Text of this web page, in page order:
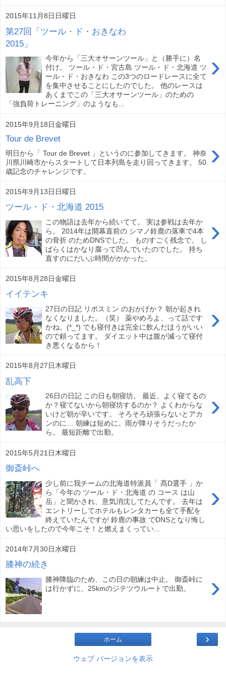
2015年11月8日日曜日
第27回「ツール・ド・おきなわ
2015」
›
今年から「三大オサーンツール」と（勝手に）名
付け。 ツール・ド・宮古島 ツール・ド・北海道 ツ
ール・ド・おきなわ この3つのロードレースに全て
を集中させることにしたのでした。 他のレースは
あくまでこの「三大オサーンツール」のための
「強負荷トレーニング」のようなも...
2015年9月18日金曜日
Tour de Brevet ›
明日から「 Tour de Brevet 」というのに参加してきます。 神奈
川県川崎市からスタートして日本列島を走り回ってきます。 50
歳記念のチャレンジです。
2015年9月13日日曜日
ツール・ド・北海道 2015
›
この物語は去年から続いてて。 実は参戦は去年か
ら。 2014年は開幕直前の シマノ鈴鹿の落車で4本
の骨折 のためDNSでした。 ものすごく残念で。 し
ばらくはかなり腐って凹んでいたのでした。 持ち
直すのにだいぶ時間がかかった。
2015年8月28日金曜日
イイテンキ
›
27日の日記 リポスミン のおかげか？ 朝が起きれ
なくなりました。（笑） 薬やめろよ、って話です
かね。(*_*) でも寝付きは完全に飲んだほうがいい
ので頼ってます。 ダイエット中は腹が減って寝付
き悪くなるから！
2015年8月27日木曜日
乱高下
›
26日の日記 この日も朝寝坊。 最近、よく寝てるの
か？寝てないから朝寝坊するのか？ よくわからな
いけど朝が辛いです。 そろそろ頑張らないとアカ
ンのに… 朝練は短めに。雨が降りそうだったか
ら。 最短距離で出勤。
2015年5月21日木曜日
御斎峠へ
›
少し前に我チームの北海道特派員「 髙D選手 」か
ら「今年の ツール・ド・北海道 の コース は山
岳」と聞かされ、意気消沈してたんです。 去年は
エントリーしてホテルもレンタカーも全て手配を
終えていたんですが 鈴鹿の事故 でDNSとなり悔し
い思いをしたので今年こそ！と燃えまくってい...
2014年7月30日水曜日
膝神の続き
›
膝神降臨のため、この日の朝練は中止。 御斎峠に
は行かずに、25kmのジテツウルートで出勤。
›
ホーム
ウェブ バージョンを表示